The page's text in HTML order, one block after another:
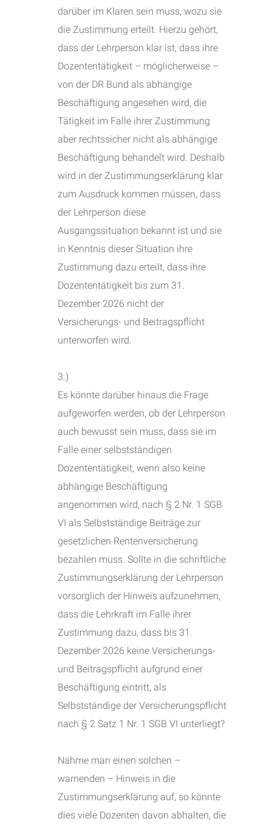
darüber im Klaren sein muss, wozu sie
die Zustimmung erteilt. Hierzu gehört,
dass der Lehrperson klar ist, dass ihre
Dozententätigkeit – möglicherweise –
von der DR Bund als abhängige
Beschäftigung angesehen wird, die
Tätigkeit im Falle ihrer Zustimmung
aber rechtssicher nicht als abhängige
Beschäftigung behandelt wird. Deshalb
wird in der Zustimmungserklärung klar
zum Ausdruck kommen müssen, dass
der Lehrperson diese
Ausgangssituation bekannt ist und sie
in Kenntnis dieser Situation ihre
Zustimmung dazu erteilt, dass ihre
Dozententätigkeit bis zum 31.
Dezember 2026 nicht der
Versicherungs- und Beitragspflicht
unterworfen wird.
3.)
Es könnte darüber hinaus die Frage
aufgeworfen werden, ob der Lehrperson
auch bewusst sein muss, dass sie im
Falle einer selbstständigen
Dozententätigkeit, wenn also keine
abhängige Beschäftigung
angenommen wird, nach § 2 Nr. 1 SGB
VI als Selbstständige Beiträge zur
gesetzlichen Rentenversicherung
bezahlen muss. Sollte in die schriftliche
Zustimmungserklärung der Lehrperson
vorsorglich der Hinweis aufzunehmen,
dass die Lehrkraft im Falle ihrer
Zustimmung dazu, dass bis 31.
Dezember 2026 keine Versicherungs-
und Beitragspflicht aufgrund einer
Beschäftigung eintritt, als
Selbstständige der Versicherungspflicht
nach § 2 Satz 1 Nr. 1 SGB VI unterliegt?
Nähme man einen solchen –
warnenden – Hinweis in die
Zustimmungserklärung auf, so könnte
dies viele Dozenten davon abhalten, die